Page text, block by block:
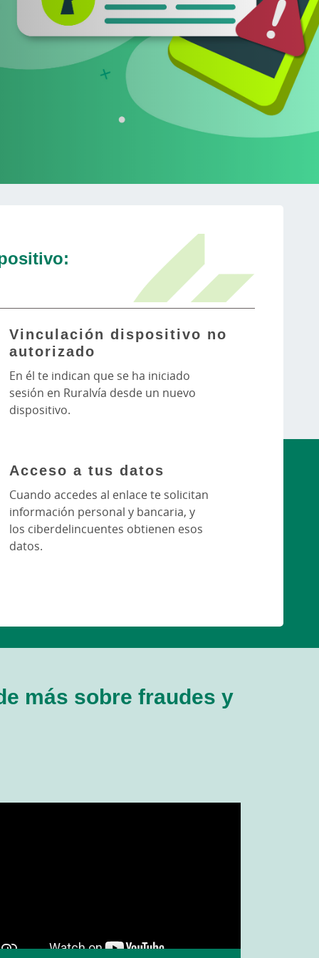
Vinculación dispositivo no
autorizado
En él te indican que se ha iniciado
sesión en Ruralvía desde un nuevo
dispositivo.
Acceso a tus datos
Cuando accedes al enlace te solicitan
información personal y bancaria, y
los ciberdelincuentes obtienen esos
datos.
más sobre fraudes y